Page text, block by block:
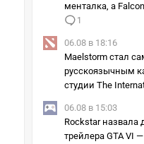
менталка, а
1
06.08 в 18:16
Maelstorm стал
русскоязычным
студии The
06.08 в 15:03
Rockstar назвала
трейлера GTA VI